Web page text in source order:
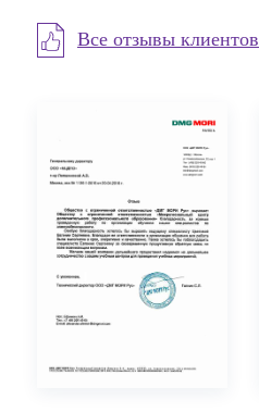
Все отзывы клиентов